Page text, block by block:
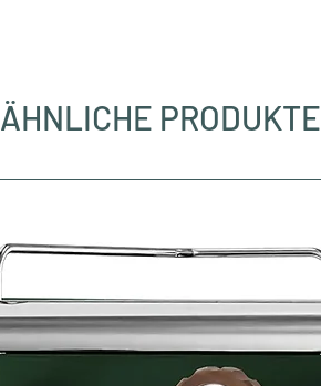
ÄHNLICHE PRODUKTE